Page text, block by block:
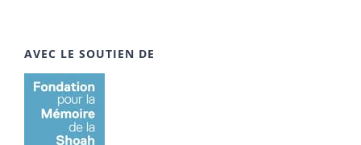
AVEC LE SOUTIEN DE